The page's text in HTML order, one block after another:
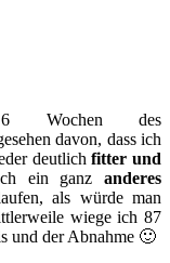
Wochen des
davon, dass ich
deutlichfitter und
ein ganz anderes
als würde man
wiege ich 87
und der Abnahme 🙂